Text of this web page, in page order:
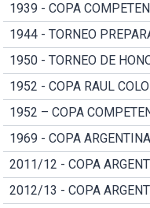
1939 - COPA
1944 - TORNEO
1950 - TORNEO DE
1952 - COPA RAUL
1952 – COPA
1969 - COPA ARGENTINA
2011/12 - COPA
2012/13 - COPA